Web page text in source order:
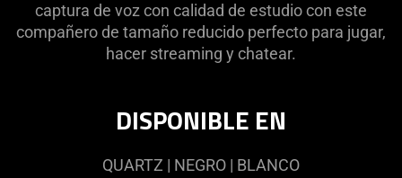
captura de voz con calidad de estudio con este
compañero de tamaño reducido perfecto para jugar,
hacer streaming y chatear.
DISPONIBLE EN
QUARTZ | NEGRO | BLANCO